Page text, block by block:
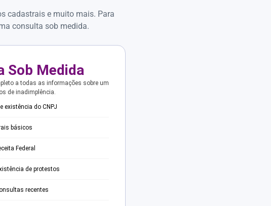
cadastrais e muito mais. Para
consulta sob medida.
Sob Medida
a todas as informações sobre um
de inadimplência.
existência do CNPJ
básicos
Federal
de protestos
recentes